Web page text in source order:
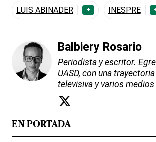
LUIS ABINADER + INESPRE
Balbiery Rosario
Periodista y escritor.
UASD, con una
televisiva y varios
EN PORTADA